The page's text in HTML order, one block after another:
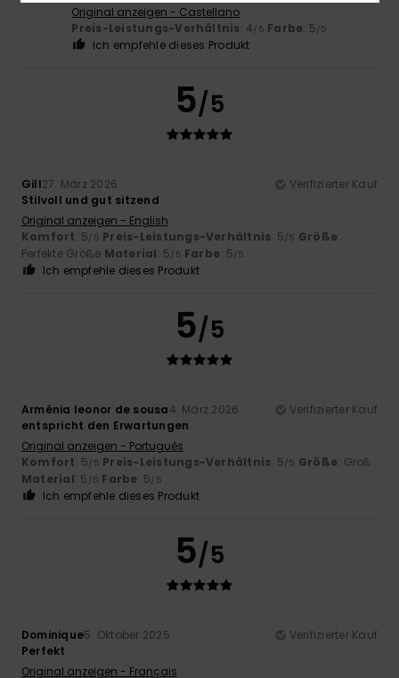
Original anzeigen - Castellano
Preis-Leistungs-Verhältnis: 4/5 Farbe: 5/5
Ich empfehle dieses Produkt
5/5
Gill27. März 2026
Verifizierter Kauf
Stilvoll und gut sitzend
Original anzeigen - English
Komfort: 5/5 Preis-Leistungs-Verhältnis: 5/5 Größe:
Perfekte Größe Material: 5/5 Farbe: 5/5
Ich empfehle dieses Produkt
5/5
Arménia leonor de sousa4. März 2026
Verifizierter Kauf
entspricht den Erwartungen
Original anzeigen - Português
Komfort: 5/5 Preis-Leistungs-Verhältnis: 5/5 Größe: Groß
Material: 5 /5 Farbe: 5/5
Ich empfehle dieses Produkt
5/5
Dominique5. Oktober 2025
Verifizierter Kauf
Perfekt
Original anzeigen - Français